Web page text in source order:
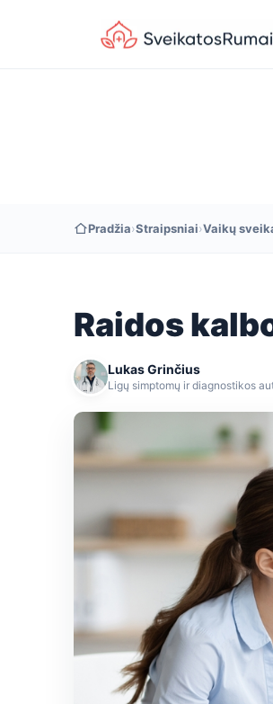
Pradžia›Straipsniai›Vaikų
Raidos
Lukas Grinčius
Ligų simptomų ir diagnostikos